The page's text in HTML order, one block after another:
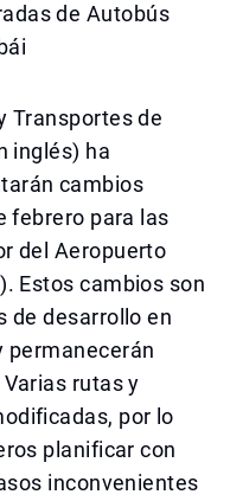
de Autobús
Transportes de
inglés) ha
cambios
febrero para las
del Aeropuerto
Estos cambios son
de desarrollo en
permanecerán
rutas y
por lo
planificar con
inconvenientes